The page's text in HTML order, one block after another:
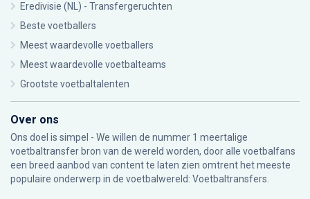
Eredivisie (NL) - Transfergeruchten
Beste voetballers
Meest waardevolle voetballers
Meest waardevolle voetbalteams
Grootste voetbaltalenten
Over ons
Ons doel is simpel - We willen de nummer 1 meertalige
voetbaltransfer bron van de wereld worden, door alle voetbalfans
een breed aanbod van content te laten zien omtrent het meeste
populaire onderwerp in de voetbalwereld: Voetbaltransfers.